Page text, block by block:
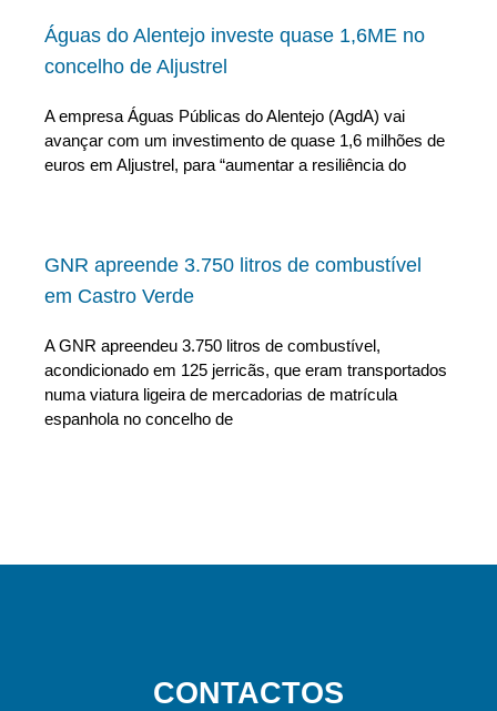
Águas do Alentejo investe quase 1,6ME no
concelho de Aljustrel
A empresa Águas Públicas do Alentejo (AgdA) vai
avançar com um investimento de quase 1,6 milhões de
euros em Aljustrel, para “aumentar a resiliência do
GNR apreende 3.750 litros de combustível
em Castro Verde
A GNR apreendeu 3.750 litros de combustível,
acondicionado em 125 jerricãs, que eram transportados
numa viatura ligeira de mercadorias de matrícula
espanhola no concelho de
CONTACTOS